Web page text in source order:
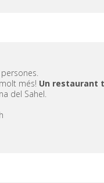
més! Un restaurant
del Sahel.